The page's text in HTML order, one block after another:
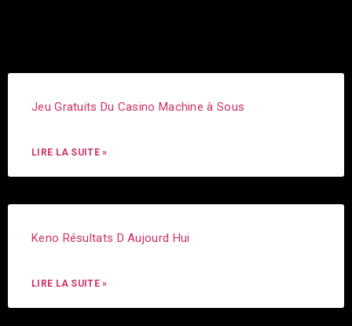
Jeu Gratuits Du Casino Machine à Sous
LIRE LA SUITE »
Keno Résultats D Aujourd Hui
LIRE LA SUITE »